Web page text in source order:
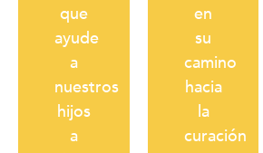
que
ayude
a
nuestros
hijos
a
en
su
camino
hacia
la
curación